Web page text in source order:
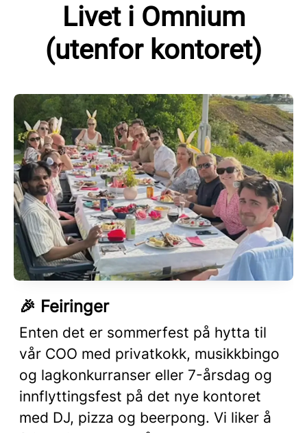
Livet i Omnium
(utenfor kontoret)
🎉 Feiringer
Enten det er sommerfest på hytta til
vår COO med privatkokk, musikkbingo
og lagkonkurranser eller 7-årsdag og
innflyttingsfest på det nye kontoret
med DJ, pizza og beerpong. Vi liker å